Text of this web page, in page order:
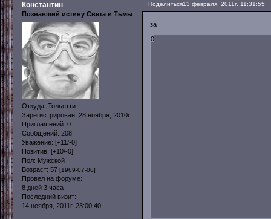
Поделиться13 февраля, 2011г. 11:31:55
Константин
Познавший истину Света и Тьмы
Откуда: Тольятти
Зарегистрирован: 28 ноября, 2010г.
Приглашений: 0
Сообщений: 208
Уважение: [+11/-0]
Позитив: [+10/-0]
Пол: Мужской
Возраст: 57 [1969-07-06]
Провел на форуме:
8 дней 3 часа
Последний визит:
14 ноября, 2011г. 23:00:40
за
0